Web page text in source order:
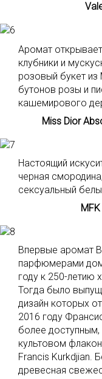
Аромат
клубники и
розовый букет
бутонов розы и
кашемирового
Miss Dior
Настоящий
черная
сексуальный
Впервые аромат
парфюмерами
году к 250-летию
Тогда было
дизайн которых
2016 году
более
культовом
Francis Kurkdjian.
древесная